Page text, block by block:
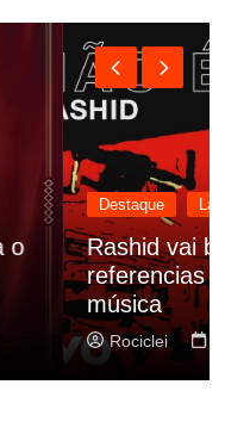
HQs as
sua nova